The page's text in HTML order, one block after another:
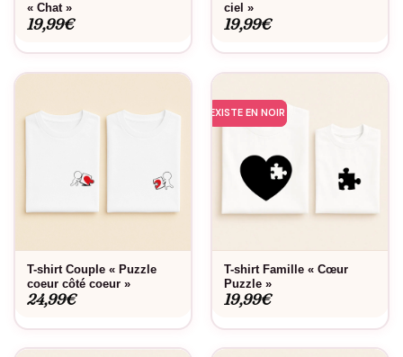
« Chat »
19,99€
ciel »
19,99€
T-shirt Couple « Puzzle
coeur côté coeur »
24,99€
EXISTE EN NOIR
T-shirt Famille « Cœur
Puzzle »
19,99€